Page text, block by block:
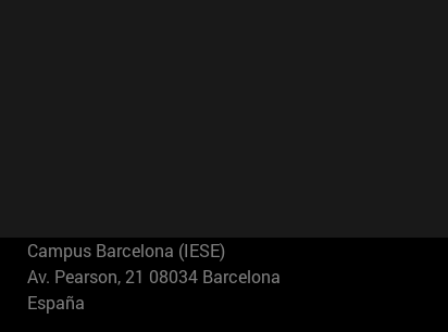
Campus Barcelona (IESE)
Av. Pearson, 21 08034 Barcelona
España